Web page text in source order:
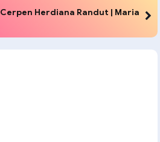
Cerpen Herdiana Randut | Maria